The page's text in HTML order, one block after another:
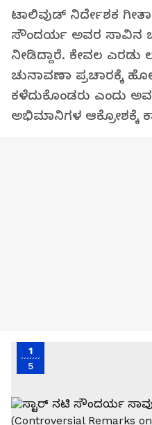
ಟಾಲಿವುಡ್ ನಿರ್ದೇಶಕ
ಸೌಂದರ್ಯ ಅವರ ಸಾವಿನ
ನೀಡಿದ್ದಾರೆ. ಕೇವಲ ಎರಡು
ಚುನಾವಣಾ ಪ್ರಚಾರಕ್ಕೆ
ಕಳೆದುಕೊಂಡರು ಎಂದು
ಅಭಿಮಾನಿಗಳ ಆಕ್ರೋಶಕ್ಕೆ
1
5